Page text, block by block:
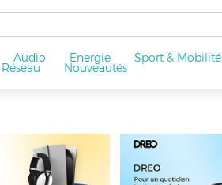
Audio Energie Sport & Mobilité
Réseau Nouveautés